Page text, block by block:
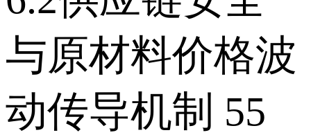
与原材料价格波
动传导机制 55